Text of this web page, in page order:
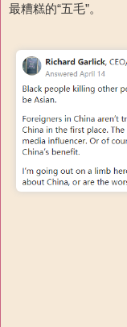
最糟糕的“五毛”。